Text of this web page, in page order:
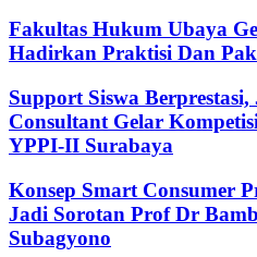
Fakultas Hukum Ubaya
Hadirkan Praktisi Dan
Support Siswa
Consultant Gelar
YPPI-II Surabaya
Konsep Smart Consumer
Jadi Sorotan Prof Dr
Subagyono